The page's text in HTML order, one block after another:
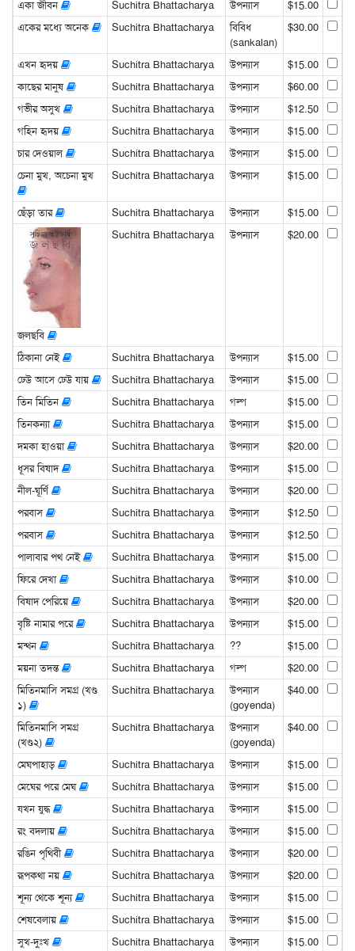
একা জীবন
Suchitra Bhattacharya উপন্যাস
$15.00
একের মধ্যে অনেক
Suchitra Bhattacharya
বিবিধ
(sankalan)
$30.00
এখন হৃদয় Suchitra Bhattacharya উপন্যাস
$15.00
কাছের মানুষ
Suchitra Bhattacharya উপন্যাস
$60.00
গভীর অসুখ
Suchitra Bhattacharya উপন্যাস
$12.50
গহিন হৃদয়
Suchitra Bhattacharya উপন্যাস
$15.00
চার দেওয়াল
Suchitra Bhattacharya উপন্যাস
$15.00
চেনা মুখ, অচেনা মুখ
Suchitra Bhattacharya উপন্যাস $15.00
ছেঁড়া তার Suchitra Bhattacharya উপন্যাস $15.00
জলছবি
Suchitra Bhattacharya উপন্যাস $20.00
ঠিকানা নেই Suchitra Bhattacharya উপন্যাস
$15.00
ঢেউ আসে ঢেউ যায়
Suchitra Bhattacharya উপন্যাস
$15.00
তিন মিতিন
Suchitra Bhattacharya গল্প
$15.00
তিনকন্যা
Suchitra Bhattacharya উপন্যাস
$15.00
দমকা হাওয়া
Suchitra Bhattacharya উপন্যাস
$20.00
ধূসর বিষাদ
Suchitra Bhattacharya উপন্যাস
$15.00
নীল-ঘূর্ণি
Suchitra Bhattacharya উপন্যাস
$20.00
পরবাস
Suchitra Bhattacharya উপন্যাস
$12.50
পরবাস
Suchitra Bhattacharya উপন্যাস
$12.50
পালাবার পথ নেই
Suchitra Bhattacharya উপন্যাস
$15.00
ফিরে দেখা
Suchitra Bhattacharya উপন্যাস
$10.00
বিষাদ পেরিয়ে
Suchitra Bhattacharya উপন্যাস
$20.00
বৃষ্টি নামার পরে
Suchitra Bhattacharya উপন্যাস
$15.00
মন্থন
Suchitra Bhattacharya ??
$15.00
ময়না তদন্ত
Suchitra Bhattacharya গল্প
$20.00
মিতিনমাসি সমগ্র (খণ্ড
১)
Suchitra Bhattacharya
উপন্যাস
(goyenda)
$40.00
মিতিনমাসি সমগ্র
(খণ্ড২)
Suchitra Bhattacharya
উপন্যাস
(goyenda)
$40.00
মেঘপাহাড় Suchitra Bhattacharya উপন্যাস
$15.00
মেঘের পরে মেঘ
Suchitra Bhattacharya উপন্যাস
$15.00
যখন যুদ্ধ
Suchitra Bhattacharya উপন্যাস
$15.00
রং বদলায়
Suchitra Bhattacharya উপন্যাস
$15.00
রঙিন পৃথিবী
Suchitra Bhattacharya উপন্যাস
$20.00
রূপকথা নয়
Suchitra Bhattacharya উপন্যাস
$20.00
শূন্য থেকে শূন্য
Suchitra Bhattacharya উপন্যাস
$15.00
শেষবেলায়
Suchitra Bhattacharya উপন্যাস
$15.00
সুখ-দুঃখ
Suchitra Bhattacharya উপন্যাস $15.00